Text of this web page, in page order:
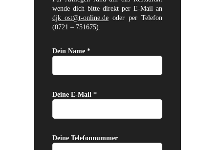
wende dich bitte direkt per E-Mail an
djk_ost@t-online.de oder per Telefon
(0721 – 751675).
Dein Name *
Deine E-Mail *
Deine Telefonnummer